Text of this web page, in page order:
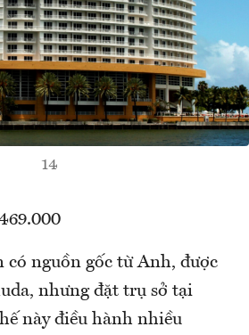
14
có nguồn gốc từ Anh, được
nhưng đặt trụ sở tại
này điều hành nhiều